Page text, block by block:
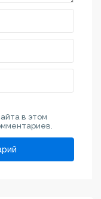
в этом